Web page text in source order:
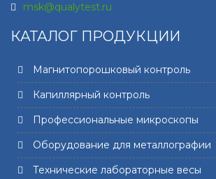
msk@qualytest.ru
КАТАЛОГ ПРОДУКЦИИ
Магнитопорошковый контроль
Капиллярный контроль
Профессиональные микроскопы
Оборудование для металлографии
Технические лабораторные весы